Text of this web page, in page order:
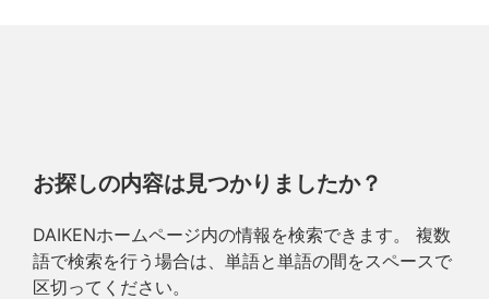
お探しの内容は見つかりましたか？
DAIKENホームページ内の情報を検索できます。 複数
語で検索を行う場合は、単語と単語の間をスペースで
区切ってください。